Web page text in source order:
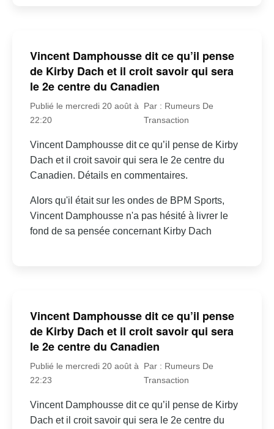
Vincent Damphousse dit ce qu’il pense
de Kirby Dach et il croit savoir qui sera
le 2e centre du Canadien
Publié le mercredi 20 août à
22:20
Par : Rumeurs De
Transaction
Vincent Damphousse dit ce qu’il pense de Kirby
Dach et il croit savoir qui sera le 2e centre du
Canadien. Détails en commentaires.
Alors qu'il était sur les ondes de BPM Sports,
Vincent Damphousse n'a pas hésité à livrer le
fond de sa pensée concernant Kirby Dach
Vincent Damphousse dit ce qu’il pense
de Kirby Dach et il croit savoir qui sera
le 2e centre du Canadien
Publié le mercredi 20 août à
22:23
Par : Rumeurs De
Transaction
Vincent Damphousse dit ce qu’il pense de Kirby
Dach et il croit savoir qui sera le 2e centre du